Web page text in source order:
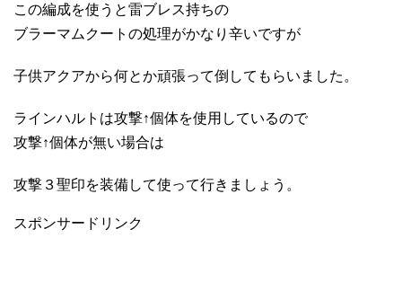
この編成を使うと雷ブレス持ちの
ブラーマムクートの処理がかなり辛いですが
子供アクアから何とか頑張って倒してもらいました。
ラインハルトは攻撃↑個体を使用しているので
攻撃↑個体が無い場合は
攻撃３聖印を装備して使って行きましょう。
スポンサードリンク